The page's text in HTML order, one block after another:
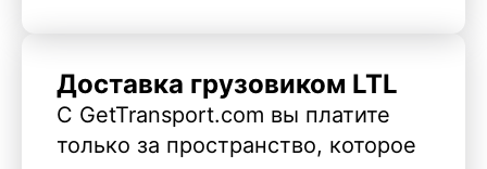
Доставка грузовиком LTL
С GetTransport.com вы платите
только за пространство, которое